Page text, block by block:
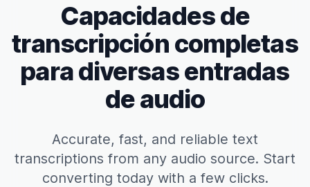
Capacidades de
transcripción completas
para diversas entradas
de audio
Accurate, fast, and reliable text
transcriptions from any audio source. Start
converting today with a few clicks.